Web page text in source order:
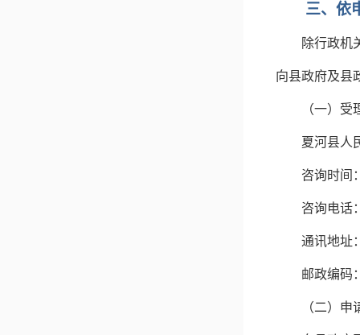
三、依
除行政机
向县政府及县
（一）受
夏河县人
咨询时间
咨询电话
通讯地址
邮政编码
（二）申